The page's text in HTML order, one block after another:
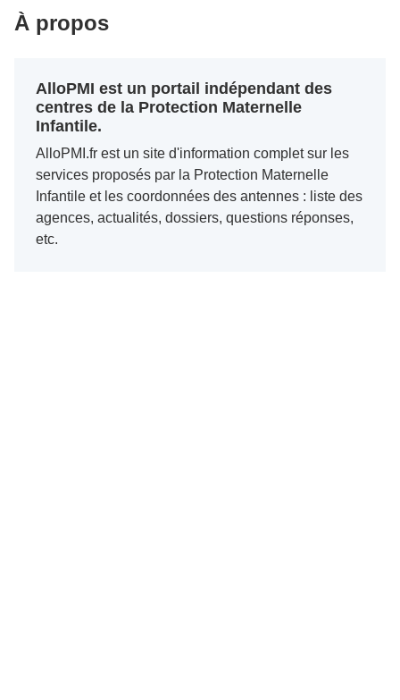
À propos
AlloPMI est un portail indépendant des
centres de la Protection Maternelle
Infantile.
AlloPMI.fr est un site d'information complet sur les
services proposés par la Protection Maternelle
Infantile et les coordonnées des antennes : liste des
agences, actualités, dossiers, questions réponses,
etc.